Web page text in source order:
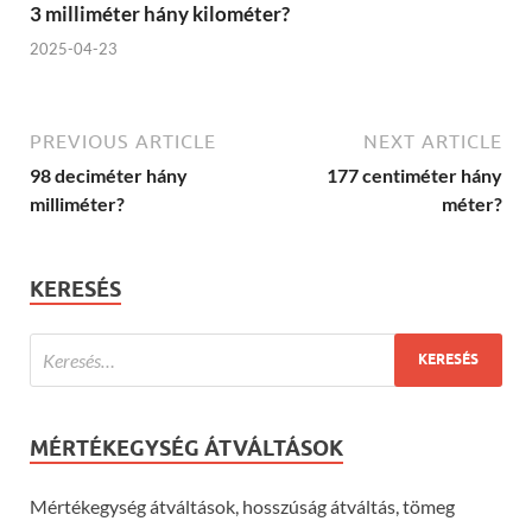
3 milliméter hány kilométer?
2025-04-23
PREVIOUS ARTICLE
98 deciméter hány
milliméter?
NEXT ARTICLE
177 centiméter hány
méter?
KERESÉS
MÉRTÉKEGYSÉG ÁTVÁLTÁSOK
Mértékegység átváltások, hosszúság átváltás, tömeg